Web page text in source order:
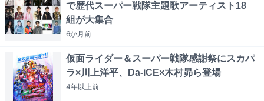
で歴代スーパー戦隊主題歌アーティスト18
組が大集合
6か月前
仮面ライダー＆スーパー戦隊感謝祭にスカパ
ラ×川上洋平、Da-iCE×木村昴ら登場
4年以上前